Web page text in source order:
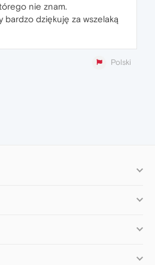
nie znam.
bardzo dziękuję za wszelaką
Polski